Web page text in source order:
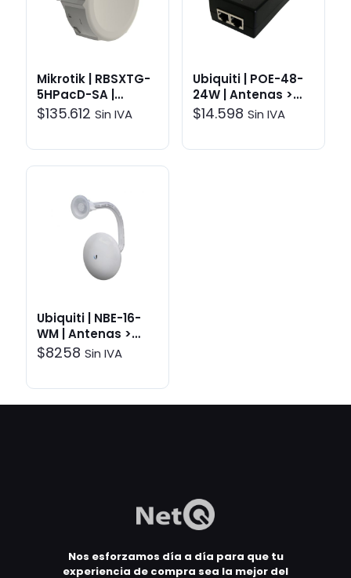
Mikrotik | RBSXTG-
5HPacD-SA |
Enlaces
$135.612 Sin IVA
Ubiquiti | POE-48-
24W | Antenas >
Accesorios
$14.598 Sin IVA
Ubiquiti | NBE-16-
WM | Antenas >
Accesorios
$8258 Sin IVA
Nos esforzamos día a día para que tu
experiencia de compra sea la mejor del